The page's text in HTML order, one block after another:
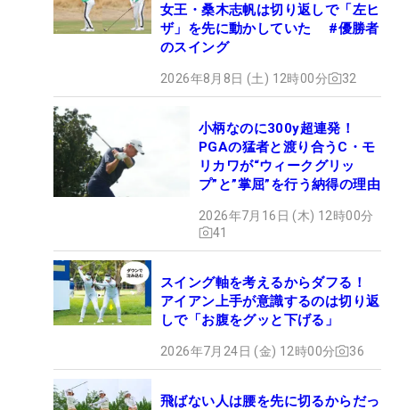
女王・桑木志帆は切り返しで「左ヒ
ザ」を先に動かしていた #優勝者
のスイング
2026年8月8日 (土) 12時00分 32
小柄なのに300y超連発！
PGAの猛者と渡り合うC・モ
リカワが“ウィークグリッ
プ”と”掌屈”を行う納得の理由
2026年7月16日 (木) 12時00分
41
スイング軸を考えるからダフる！
アイアン上手が意識するのは切り返
しで「お腹をグッと下げる」
2026年7月24日 (金) 12時00分 36
飛ばない人は腰を先に切るからだっ